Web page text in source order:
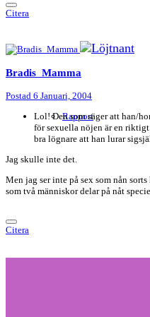
Citera
Bradis_Mamma
Postad 6 Januari, 2004
Rapport
Lol! Den som säger att han/
för sexuella nöjen är en
bra lögnare att han lurar
Jag skulle inte det.
Men jag ser inte på sex som nån
som två människor delar på nåt
Citera